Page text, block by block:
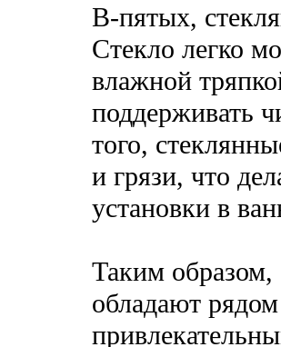
В-пятых,
Стекло легко
влажной
поддерживать
того,
и грязи, что
установки в
Таким
обладают